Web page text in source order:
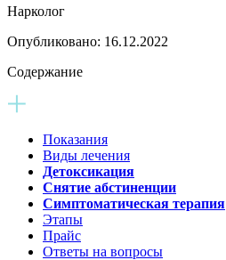
Нарколог
Опубликовано: 16.12.2022
Содержание
Показания
Виды лечения
Детоксикация
Снятие абстиненции
Симптоматическая терапия
Этапы
Прайс
Ответы на вопросы